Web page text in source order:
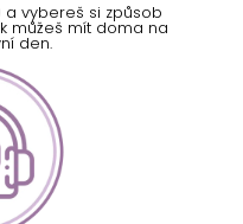
a vybereš si způsob
můžeš mít doma na
den.